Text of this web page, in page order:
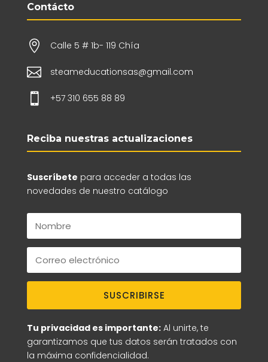
Contácto
 Calle 5 # 1b- 119 Chía
 steameducationsas@gmail.com
 +57 310 655 88 89
Reciba nuestras actualizaciones
Suscríbete para acceder a todas las
novedades de nuestro catálogo
SUSCRIBIRSE
Tu privacidad es importante:Al unirte, te
garantizamos que tus datos serán tratados con
la máxima confidencialidad.